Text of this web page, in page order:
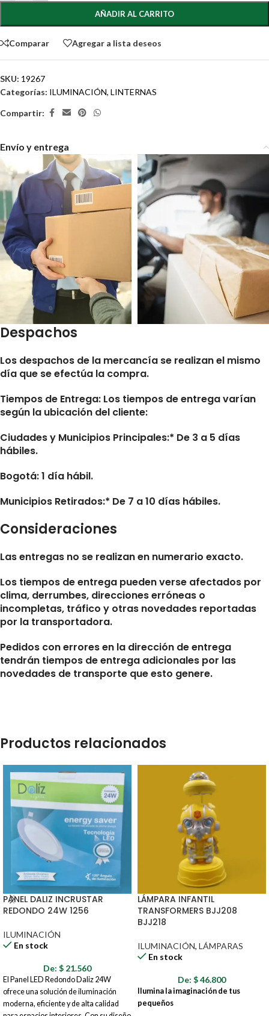
AÑADIR AL CARRITO
Comparar Agregar a lista deseos
SKU: 19267
Categorías: ILUMINACIÓN, LINTERNAS
Compartir:
Envío y entrega
Despachos
Los despachos de la mercancía se realizan el mismo
día que se efectúa la compra.
Tiempos de Entrega: Los tiempos de entrega varían
según la ubicación del cliente:
Ciudades y Municipios Principales:* De 3 a 5 días
hábiles.
Bogotá: 1 día hábil.
Municipios Retirados:* De 7 a 10 días hábiles.
Consideraciones
Las entregas no se realizan en numerario exacto.
Los tiempos de entrega pueden verse afectados por
clima, derrumbes, direcciones erróneas o
incompletas, tráfico y otras novedades reportadas
por la transportadora.
Pedidos con errores en la dirección de entrega
tendrán tiempos de entrega adicionales por las
novedades de transporte que esto genere.
Productos relacionados
PANEL DALIZ INCRUSTAR
REDONDO 24W 1256
ILUMINACIÓN
En stock
De: $ 21.560
El Panel LED Redondo Daliz 24W
ofrece una solución de iluminación
moderna, eficiente y de alta calidad
LÁMPARA INFANTIL
TRANSFORMERS BJJ208
BJJ218
ILUMINACIÓN, LÁMPARAS
En stock
De: $46.800
Ilumina la imaginación de tus
pequeños